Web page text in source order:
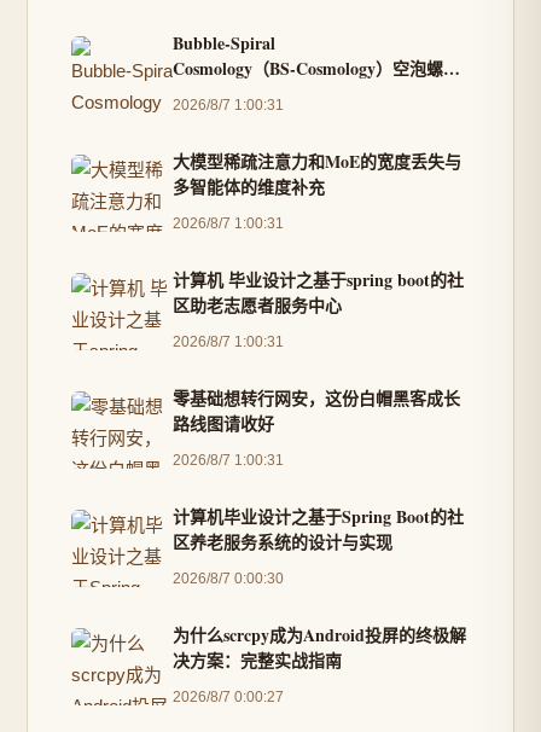
Bubble‑Spiral
Cosmology（BS‑Cosmology）空泡螺旋
宇宙演化理论——基于非线性局域相变
2026/8/7 1:00:31
大模型稀疏注意力和MoE的宽度丢失与
多智能体的维度补充
2026/8/7 1:00:31
计算机 毕业设计之基于spring boot的社
区助老志愿者服务中心
2026/8/7 1:00:31
零基础想转行网安，这份白帽黑客成长
路线图请收好
2026/8/7 1:00:31
计算机毕业设计之基于Spring Boot的社
区养老服务系统的设计与实现
2026/8/7 0:00:30
为什么scrcpy成为Android投屏的终极解
决方案：完整实战指南
2026/8/7 0:00:27